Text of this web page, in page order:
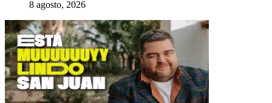
8 agosto, 2026